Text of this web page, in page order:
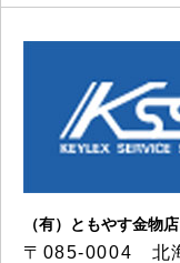
（有）ともやす金物店
〒085-0004 北